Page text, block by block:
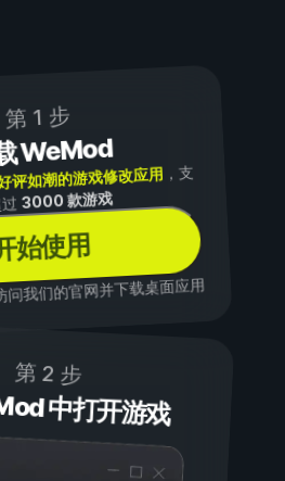
第 1 步
WeMod
评如潮的游戏修改应用 ，支
过3000 款游戏
始使用
我们的官网并下载桌面应用
第 2 步
中打开游戏